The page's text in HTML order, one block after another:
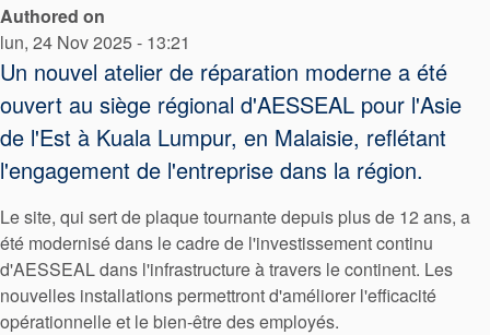
neuf des
joints
Authored on
lun, 24 Nov 2025 - 13:21
Un nouvel atelier de réparation moderne a été
ouvert au siège régional d'AESSEAL pour l'Asie
de l'Est à Kuala Lumpur, en Malaisie, reflétant
l'engagement de l'entreprise dans la région.
Le site, qui sert de plaque tournante depuis plus de 12 ans, a
été modernisé dans le cadre de l'investissement continu
d'AESSEAL dans l'infrastructure à travers le continent. Les
nouvelles installations permettront d'améliorer l'efficacité
opérationnelle et le bien-être des employés.